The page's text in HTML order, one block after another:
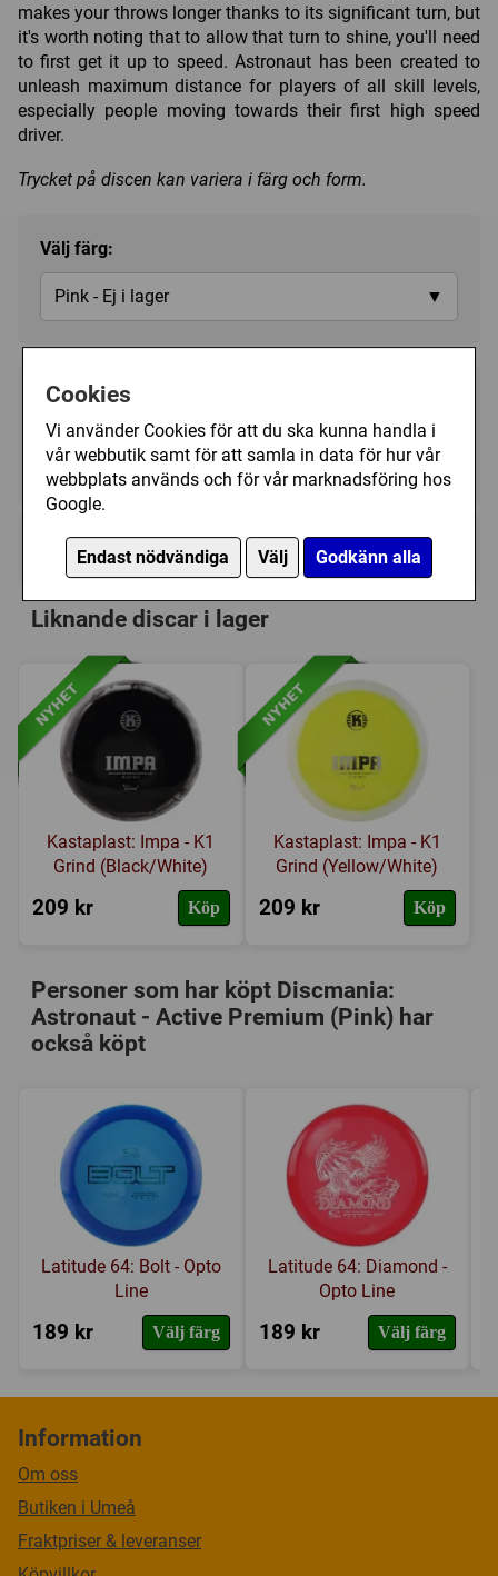
Cookies
Vi använder Cookies för att du ska kunna handla i
vår webbutik samt för att samla in data för hur vår
webbplats används och för vår marknadsföring hos
Google.
Endast nödvändiga Välj Godkänn alla
makes your throws longer thanks to its significant turn, but
it's worth noting that to allow that turn to shine, you'll need
to first get it up to speed. Astronaut has been created to
unleash maximum distance for players of all skill levels,
especially people moving towards their first high speed
driver.
Trycket på discen kan variera i färg och form.
Välj färg:
Pink - Ej i lager ▼
179 kr Bevaka
Tillfälligt slut
Kategori(er):Distance Driver
Liknande discar i lager
Kastaplast: Impa - K1
Grind (Black/White)
209 kr Köp
Kastaplast: Impa - K1
Grind (Yellow/White)
209 kr Köp
Personer som har köpt Discmania:
Astronaut - Active Premium (Pink) har
också köpt
Latitude 64: Bolt - Opto
Line
189 kr Välj färg
Latitude 64: Diamond -
Opto Line
189 kr Välj färg
Information
Om oss
Butiken i Umeå
Fraktpriser & leveranser